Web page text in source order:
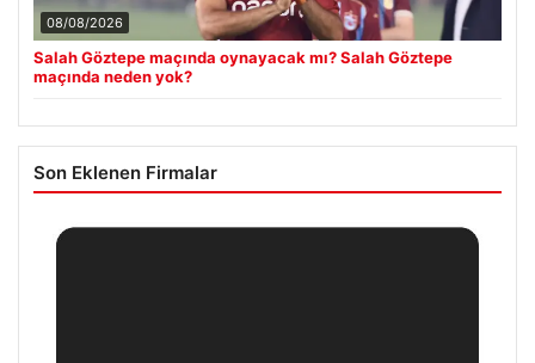
08/08/2026
Salah Göztepe maçında oynayacak mı? Salah Göztepe
maçında neden yok?
Son Eklenen Firmalar